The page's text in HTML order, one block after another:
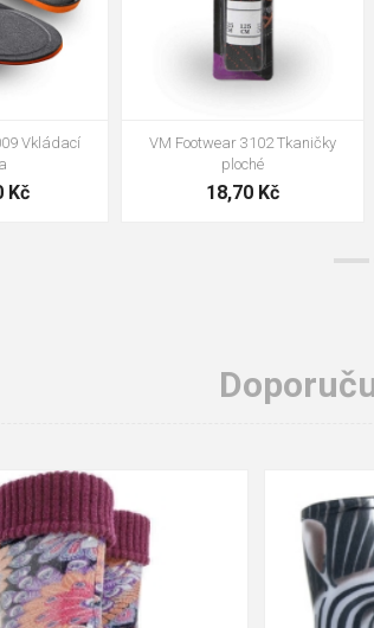
3000 Vkládací
stélka
Kč
VM Footwear 3002 Vkládací
anatomická stélka ESD
85,00 Kč